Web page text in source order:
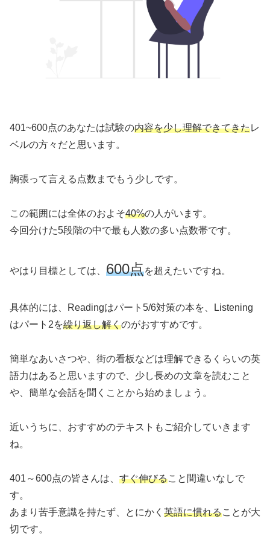
401~600点のあなたは試験の内容を少し理解できてきたレ
ベルの方々だと思います。
胸張って言える点数までもう少しです。
この範囲には全体のおよそ40%の人がいます。
今回分けた5段階の中で最も人数の多い点数帯です。
やはり目標としては、 600点を超えたいですね。
具体的には、Readingはパート5/6対策の本を、Listening
はパート2を繰り返し解くのがおすすめです。
簡単なあいさつや、街の看板などは理解できるくらいの英
語力はあると思いますので、少し長めの文章を読むこと
や、簡単な会話を聞くことから始めましょう。
近いうちに、おすすめのテキストもご紹介していきます
ね。
401～600点の皆さんは、 すぐ伸びること間違いなしで
す。
あまり苦手意識を持たず、とにかく 英語に慣れることが大
切です。